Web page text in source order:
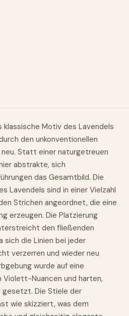
Motiv des Lavendels
den unkonventionellen
Statt einer naturgetreuen
abstrakte, sich
das Gesamtbild. Die
Lavendels sind in einer Vielzahl
Strichen angeordnet, die eine
erzeugen. Die Platzierung
den fließenden
sich die Linien bei jeder
verzerren und wieder neu
wurde auf eine
Violett-Nuancen und harten,
Die Stiele der
wie skizziert, was dem